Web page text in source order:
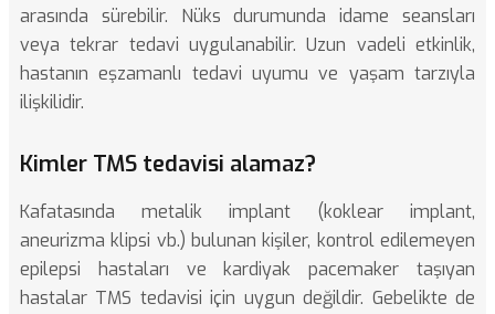
arasında sürebilir. Nüks durumunda idame seansları
veya tekrar tedavi uygulanabilir. Uzun vadeli etkinlik,
hastanın eşzamanlı tedavi uyumu ve yaşam tarzıyla
ilişkilidir.
Kimler TMS tedavisi alamaz?
Kafatasında metalik implant (koklear implant,
aneurizma klipsi vb.) bulunan kişiler, kontrol edilemeyen
epilepsi hastaları ve kardiyak pacemaker taşıyan
hastalar TMS tedavisi için uygun değildir. Gebelikte de